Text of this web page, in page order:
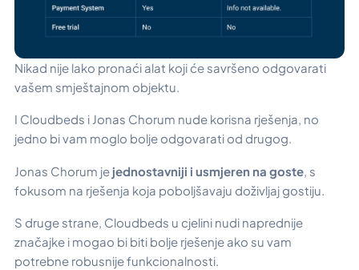
Nikad nije lako pronaći alat koji će savršeno odgovarati
vašem smještajnom objektu.
I Cloudbeds i Jonas Chorum nude korisna rješenja, no
jedno bi vam moglo bolje odgovarati od drugog.
Jonas Chorum je jednostavniji i usmjeren na goste , s
fokusom na rješenja koja poboljšavaju doživljaj gostiju.
S druge strane, Cloudbeds u cjelini nudi naprednije
značajke i mogao bi biti bolje rješenje ako su vam
potrebne robusnije funkcionalnosti.